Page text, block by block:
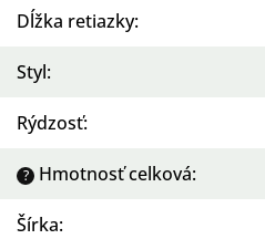
Dĺžka retiazky:
Styl:
Rýdzosť:
? Hmotnosť celková:
Šírka: